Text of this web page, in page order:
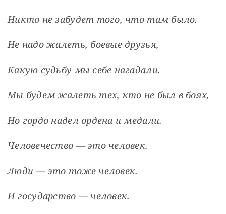
Никто не забудет того, что там было.
Не надо жалеть, боевые друзья,
Какую судьбу мы себе нагадали.
Мы будем жалеть тех, кто не был в боях,
Но гордо надел ордена и медали.
Человечество — это человек.
Люди — это тоже человек.
И государство — человек.